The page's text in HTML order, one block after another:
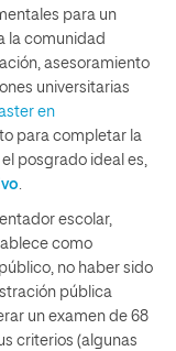
para un
la comunidad
asesoramiento
universitarias
en
para completar la
posgrado ideal es,
.
escolar,
como
no haber sido
pública
un examen de 68
criterios (algunas